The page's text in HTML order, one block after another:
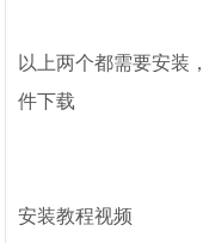
以上两个都需要安装
件下载
安装教程视频